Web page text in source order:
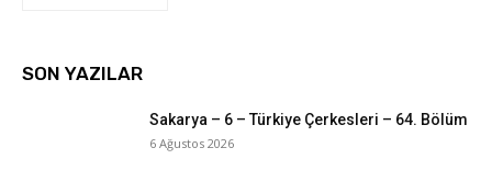
SON YAZILAR
Sakarya – 6 – Türkiye Çerkesleri – 64. Bölüm
6 Ağustos 2026